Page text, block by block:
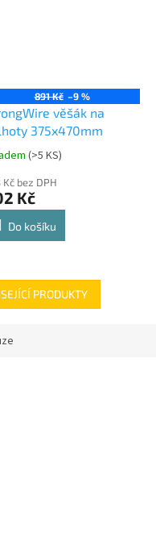
891 Kč –9 %
věšák na
375x470mm
(>5 KS)
Kč bez DPH
Kč
Do košíku
PRODUKTY